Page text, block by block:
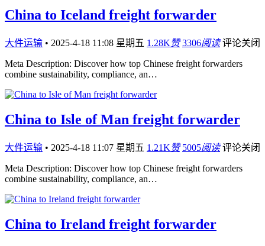
China to Iceland freight forwarder
大件运输 • 2025-4-18 11:08 星期五 1.28K赞 3306阅读 评论关闭
Meta Description: Discover how top Chinese freight forwarders
combine sustainability, compliance, an…
China to Isle of Man freight forwarder
大件运输 • 2025-4-18 11:07 星期五 1.21K赞 5005阅读 评论关闭
Meta Description: Discover how top Chinese freight forwarders
combine sustainability, compliance, an…
China to Ireland freight forwarder